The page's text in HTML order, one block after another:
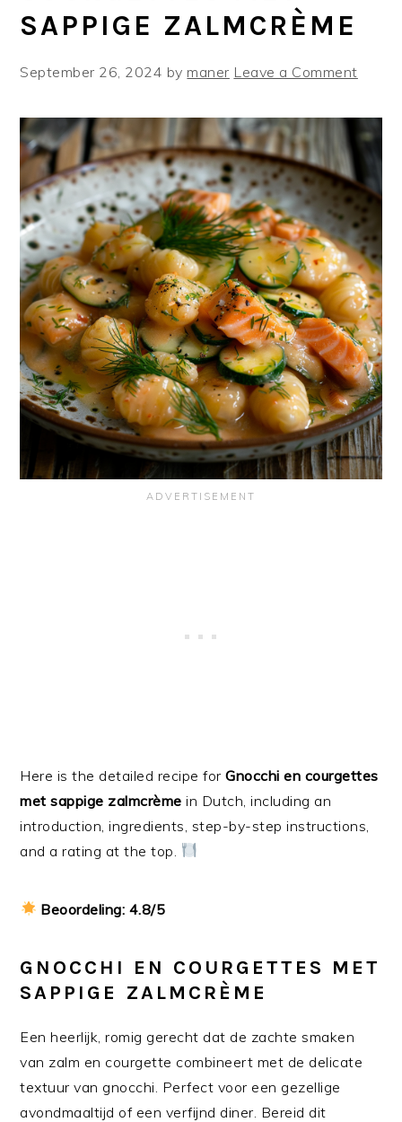
SAPPIGE ZALMCRÈME
September 26, 2024 bymaner Leave a Comment
Here is the detailed recipe forGnocchi en courgettes
met sappige zalmcrème in Dutch, including an
introduction, ingredients, step-by-step instructions,
and a rating at the top.
Beoordeling: 4.8/5
GNOCCHI EN COURGETTES MET
SAPPIGE ZALMCRÈME
Een heerlijk, romig gerecht dat de zachte smaken
van zalm en courgette combineert met de delicate
textuur van gnocchi. Perfect voor een gezellige
avondmaaltijd of een verfijnd diner. Bereid dit